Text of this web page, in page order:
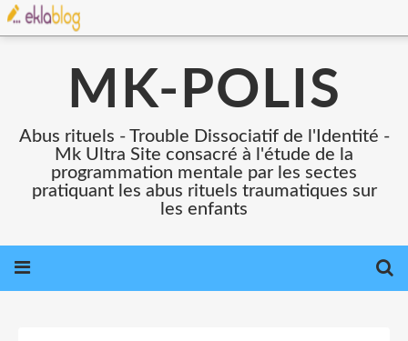
MK-POLIS
Abus rituels - Trouble Dissociatif de l'Identité -
Mk Ultra Site consacré à l'étude de la
programmation mentale par les sectes
pratiquant les abus rituels traumatiques sur
les enfants